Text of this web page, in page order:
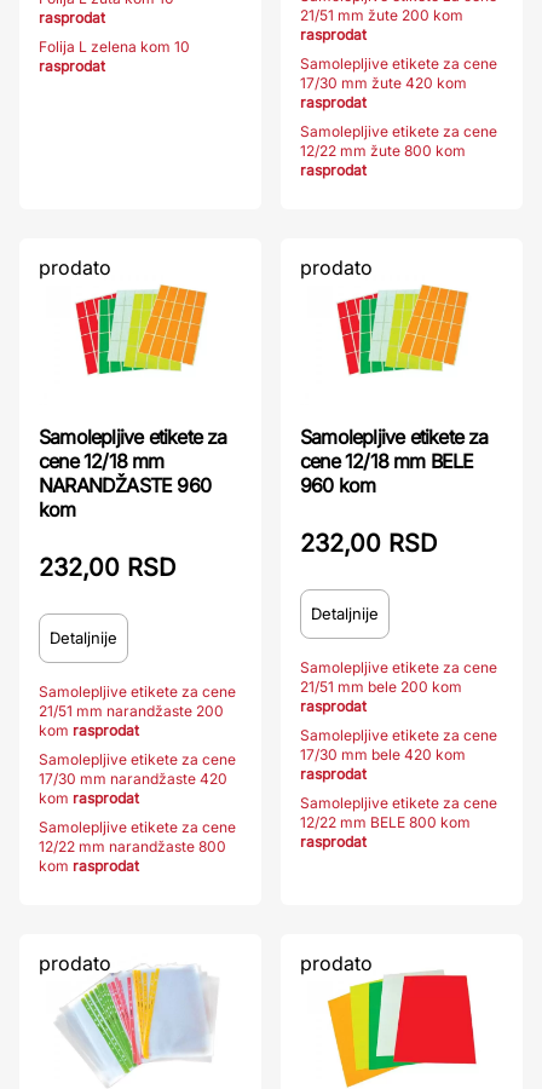
rasprodat
Folija L zelena kom 10
rasprodat
21/51 mm žute 200 kom
rasprodat
Samolepljive etikete za cene
17/30 mm žute 420 kom
rasprodat
Samolepljive etikete za cene
12/22 mm žute 800 kom
rasprodat
prodato
Samolepljive etikete za
cene 12/18 mm
NARANDŽASTE 960
kom
232,00 RSD
Detaljnije
Samolepljive etikete za cene
21/51 mm narandžaste 200
kom rasprodat
Samolepljive etikete za cene
17/30 mm narandžaste 420
kom rasprodat
Samolepljive etikete za cene
12/22 mm narandžaste 800
kom rasprodat
prodato
Samolepljive etikete za
cene 12/18 mm BELE
960 kom
232,00 RSD
Detaljnije
Samolepljive etikete za cene
21/51 mm bele 200 kom
rasprodat
Samolepljive etikete za cene
17/30 mm bele 420 kom
rasprodat
Samolepljive etikete za cene
12/22 mm BELE 800 kom
rasprodat
prodato prodato